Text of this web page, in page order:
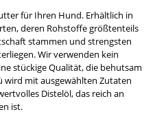
für Ihren Hund. Erhältlich in
deren Rohstoffe größtenteils
stammen und strengsten
Wir verwenden kein
stückige Qualität, die behutsam
wird mit ausgewählten Zutaten
Distelöl, das reich an
ist.